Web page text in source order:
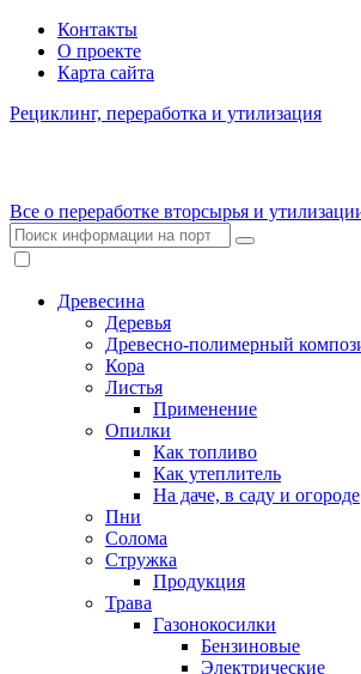
Контакты
О проекте
Карта сайта
Рециклинг, переработка и утилизация
Все о переработке вторсырья и
Древесина
Деревья
Древесно-полимерный
Кора
Листья
Применение
Опилки
Как топливо
Как утеплитель
На даче, в саду и огороде
Пни
Солома
Стружка
Продукция
Трава
Газонокосилки
Бензиновые
Электрические